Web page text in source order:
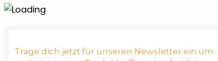
Trage dich jetzt für unseren Newsletter ein um